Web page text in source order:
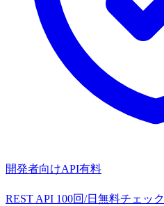
開発者向けAPI有料
REST API 100回/日無料チェック